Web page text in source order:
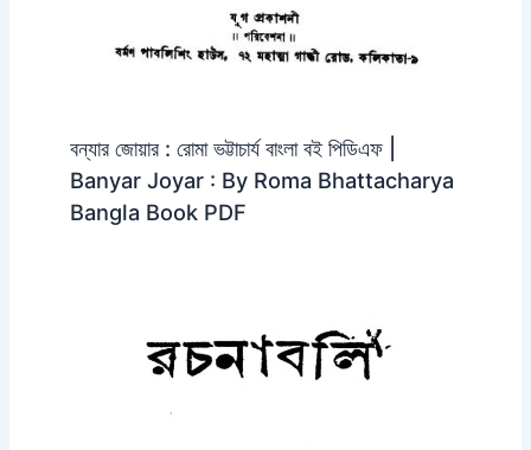
বন্যার জোয়ার : রোমা ভট্টাচার্য বাংলা বই পিডিএফ |
Banyar Joyar : By Roma Bhattacharya
Bangla Book PDF